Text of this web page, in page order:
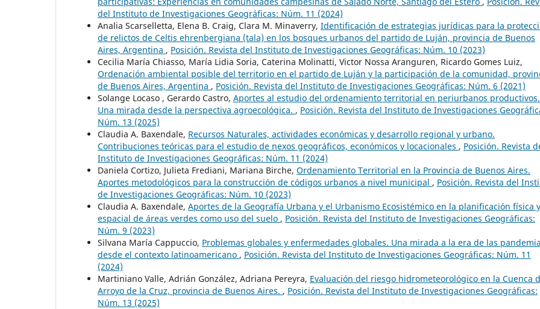
del Instituto de Investigaciones Geográficas: Núm. 11 (2024)
Analia Scarselletta, Elena B. Craig, Clara M. Minaverry, Identificación de estrategias jurídicas para la
de relictos de Celtis ehrenbergiana (tala) en los bosques urbanos del partido de Luján, provincia de Buenos
Aires, Argentina , Posición. Revista del Instituto de Investigaciones Geográficas: Núm. 10 (2023)
Cecilia María Chiasso, María Lidia Soria, Caterina Molinatti, Victor Nossa Aranguren, Ricardo Gomes Luiz,
Ordenación ambiental posible del territorio en el partido de Luján y la participación de la comunidad,
de Buenos Aires, Argentina , Posición. Revista del Instituto de Investigaciones Geográficas: Núm. 6 (2021)
Solange Locaso , Gerardo Castro, Aportes al estudio del ordenamiento territorial en periurbanos productivos.
Una mirada desde la perspectiva agroecológica. , Posición. Revista del Instituto de Investigaciones
Núm. 13 (2025)
Claudia A. Baxendale, Recursos Naturales, actividades económicas y desarrollo regional y urbano.
Contribuciones teóricas para el estudio de nexos geográficos, económicos y locacionales , Posición. Revista
Instituto de Investigaciones Geográficas: Núm. 11 (2024)
Daniela Cortizo, Julieta Frediani, Mariana Birche, Ordenamiento Territorial en la Provincia de Buenos Aires.
Aportes metodológicos para la construcción de códigos urbanos a nivel municipal , Posición. Revista del
de Investigaciones Geográficas: Núm. 10 (2023)
Claudia A. Baxendale, Aportes de la Geografía Urbana y el Urbanismo Ecosistémico en la planificación física y
espacial de áreas verdes como uso del suelo , Posición. Revista del Instituto de Investigaciones Geográficas:
Núm. 9 (2023)
Silvana María Cappuccio, Problemas globales y enfermedades globales. Una mirada a la era de las
desde el contexto latinoamericano , Posición. Revista del Instituto de Investigaciones Geográficas: Núm. 11
(2024)
Martiniano Valle, Adrián González, Adriana Pereyra, Evaluación del riesgo hidrometeorológico en la Cuenca
Arroyo de la Cruz, provincia de Buenos Aires. , Posición. Revista del Instituto de Investigaciones Geográficas:
Núm. 13 (2025)